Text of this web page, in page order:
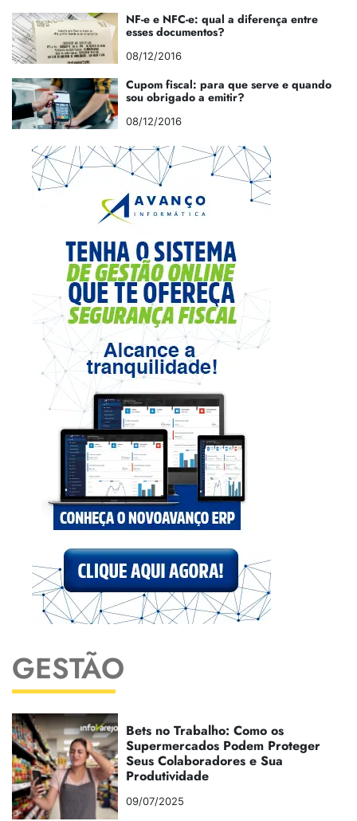
NF-e e NFC-e: qual a diferença entre
esses documentos?
08/12/2016
Cupom fiscal: para que serve e quando
sou obrigado a emitir?
08/12/2016
GESTÃO
Bets no Trabalho: Como os
Supermercados Podem Proteger
Seus Colaboradores e Sua
Produtividade
09/07/2025